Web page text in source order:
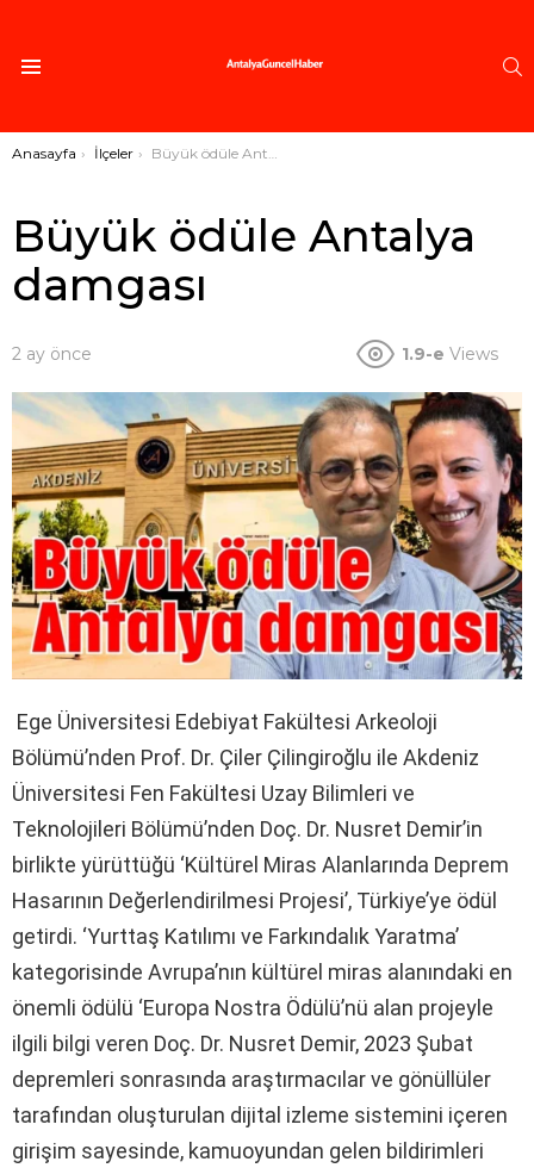
Buradasınız:
Anasayfa İlçeler Büyük ödüle Antalya damgası
Büyük ödüle Antalya
damgası
2 ay önce 1.9-e Views
Ege Üniversitesi Edebiyat Fakültesi Arkeoloji
Bölümü’nden Prof. Dr. Çiler Çilingiroğlu ile Akdeniz
Üniversitesi Fen Fakültesi Uzay Bilimleri ve
Teknolojileri Bölümü’nden Doç. Dr. Nusret Demir’in
birlikte yürüttüğü ‘Kültürel Miras Alanlarında Deprem
Hasarının Değerlendirilmesi Projesi’, Türkiye’ye ödül
getirdi. ‘Yurttaş Katılımı ve Farkındalık Yaratma’
kategorisinde Avrupa’nın kültürel miras alanındaki en
önemli ödülü ‘Europa Nostra Ödülü’nü alan projeyle
ilgili bilgi veren Doç. Dr. Nusret Demir, 2023 Şubat
depremleri sonrasında araştırmacılar ve gönüllüler
tarafından oluşturulan dijital izleme sistemini içeren
girişim sayesinde, kamuoyundan gelen bildirimleri